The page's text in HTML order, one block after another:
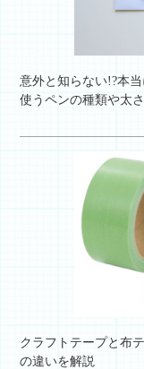
意外と知らない!?本
使うペンの種類や太さ
クラフトテープと布
の違いを解説